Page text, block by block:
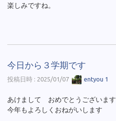
楽しみですね。
今日から３学期です
投稿日時 : 2025/01/07 entyou 1
あけまして おめでとうございます
今年もよろしくおねがいします